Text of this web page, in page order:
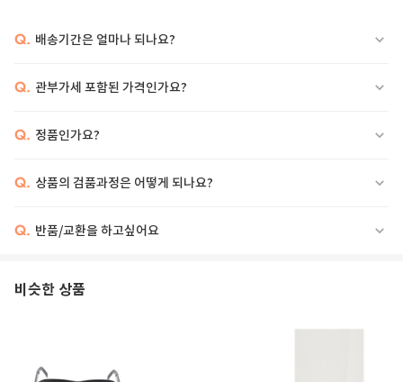
Q. 배송기간은 얼마나 되나요?
Q. 관부가세 포함된 가격인가요?
Q. 정품인가요?
Q. 상품의 검품과정은 어떻게 되나요?
Q. 반품/교환을 하고싶어요
비슷한 상품